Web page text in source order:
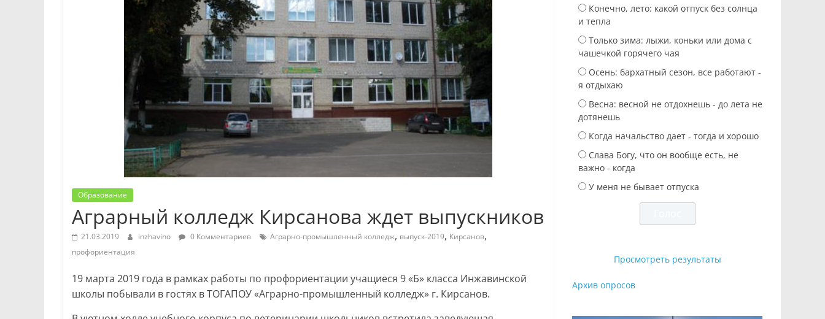
Образование
Аграрный колледж Кирсанова ждет выпускников
21.03.2019 inzhavino 0 Комментариев Аграрно-промышленный колледж, выпуск-2019, Кирсанов,
профориентация
19 марта 2019 года в рамках работы по профориентации учащиеся 9 «Б» класса Инжавинской
школы побывали в гостях в ТОГАПОУ «Аграрно-промышленный колледж» г. Кирсанов.
Конечно, лето: какой отпуск без солнца
и тепла
Только зима: лыжи, коньки или дома с
чашечкой горячего чая
Осень: бархатный сезон, все работают -
я отдыхаю
Весна: весной не отдохнешь - до лета не
дотянешь
Когда начальство дает - тогда и хорошо
Слава Богу, что он вообще есть, не
важно - когда
У меня не бывает отпуска
Просмотреть результаты
Архив опросов